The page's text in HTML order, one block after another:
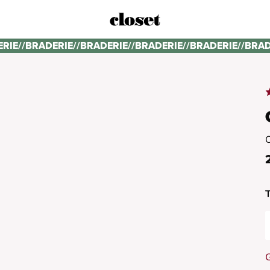
//BRADERIE//BRADERIE//BRADERIE//BRADERIE//